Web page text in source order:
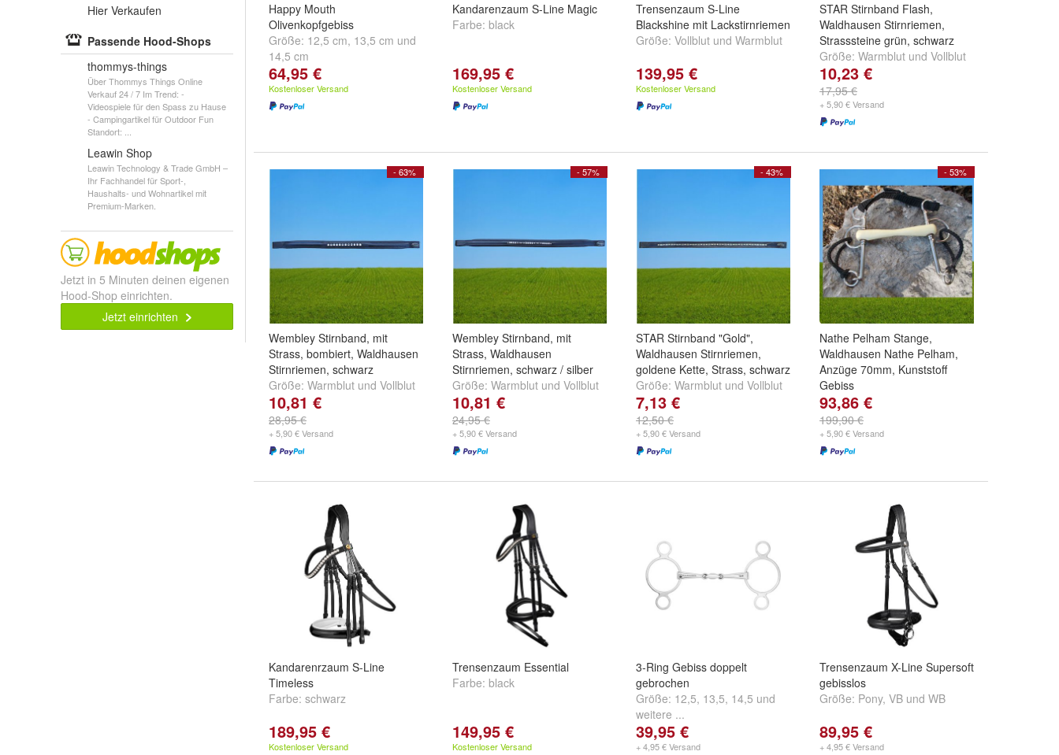
Hier Verkaufen
Passende Hood-Shops
thommys-things
Über Thommys Things Online
Verkauf 24 / 7 Im Trend: -
Videospiele für den Spass zu Hause
- Campingartikel für Outdoor Fun
Standort: ...
Leawin Shop
Leawin Technology & Trade GmbH –
Ihr Fachhandel für Sport-,
Haushalts- und Wohnartikel mit
Premium-Marken.
Jetzt in 5 Minuten deinen eigenen
Hood-Shop einrichten.
Jetzt einrichten
Happy Mouth
Olivenkopfgebiss
Größe: 12,5 cm, 13,5 cm und
14,5 cm
64,95 €
Kostenloser Versand
Kandarenzaum S-Line Magic
Farbe: black
169,95 €
Kostenloser Versand
Trensenzaum S-Line
Blackshine mit Lackstirnriemen
Größe: Vollblut und Warmblut
139,95 €
Kostenloser Versand
STAR Stirnband Flash,
Waldhausen Stirnriemen,
Strasssteine grün, schwarz
Größe: Warmblut und Vollblut
10,23 €
17,95 €
+ 5,90 € Versand
- 63%
Wembley Stirnband, mit
Strass, bombiert, Waldhausen
Stirnriemen, schwarz
Größe: Warmblut und Vollblut
10,81 €
28,95 €
+ 5,90 € Versand
- 57%
Wembley Stirnband, mit
Strass, Waldhausen
Stirnriemen, schwarz / silber
Größe: Warmblut und Vollblut
10,81 €
24,95 €
+ 5,90 € Versand
- 43%
STAR Stirnband "Gold",
Waldhausen Stirnriemen,
goldene Kette, Strass, schwarz
Größe: Warmblut und Vollblut
7,13 €
12,50 €
+ 5,90 € Versand
- 53%
Nathe Pelham Stange,
Waldhausen Nathe Pelham,
Anzüge 70mm, Kunststoff
Gebiss
Größe:12,5
93,86 €
199,90 €
+ 5,90 € Versand
Kandarenrzaum S-Line
Timeless
Farbe: schwarz
189,95 €
Kostenloser Versand
Trensenzaum Essential
Farbe: black
149,95 €
Kostenloser Versand
3-Ring Gebiss doppelt
gebrochen
Größe: 12,5, 13,5, 14,5 und
weitere ...
39,95 €
+ 4,95 € Versand
Trensenzaum X-Line Supersoft
gebisslos
Größe: Pony, VB und WB
89,95 €
+ 4,95 € Versand